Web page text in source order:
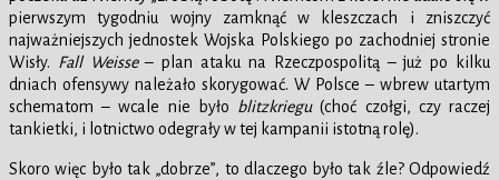
pierwszym tygodniu wojny zamknąć w kleszczach i zniszczyć
najważniejszych jednostek Wojska Polskiego po zachodniej stronie
Wisły.
Fall Weisse– plan ataku na Rzeczpospolitą – już po kilku
dniach ofensywy należało skorygować. W Polsce – wbrew utartym
schematom – wcale nie było blitzkriegu(choć czołgi, czy raczej
tankietki, i lotnictwo odegrały w tej kampanii istotną rolę).
Skoro więc było tak „dobrze”, to dlaczego było tak źle? Odpowiedź